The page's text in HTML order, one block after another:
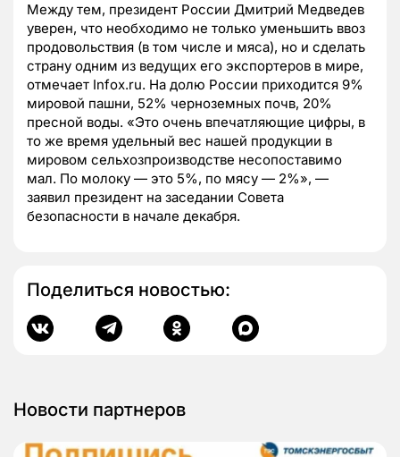
Между тем, президент России Дмитрий Медведев
уверен, что необходимо не только уменьшить ввоз
продовольствия (в том числе и мяса), но и сделать
страну одним из ведущих его экспортеров в мире,
отмечает Infox.ru. На долю России приходится 9%
мировой пашни, 52% черноземных почв, 20%
пресной воды. «Это очень впечатляющие цифры, в
то же время удельный вес нашей продукции в
мировом сельхозпроизводстве несопоставимо
мал. По молоку — это 5%, по мясу — 2%», —
заявил президент на заседании Совета
безопасности в начале декабря.
Поделиться новостью:
Новости партнеров